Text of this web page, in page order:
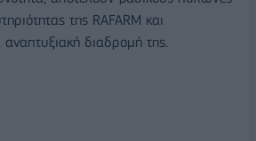
της RAFARM και
διαδρομή της.